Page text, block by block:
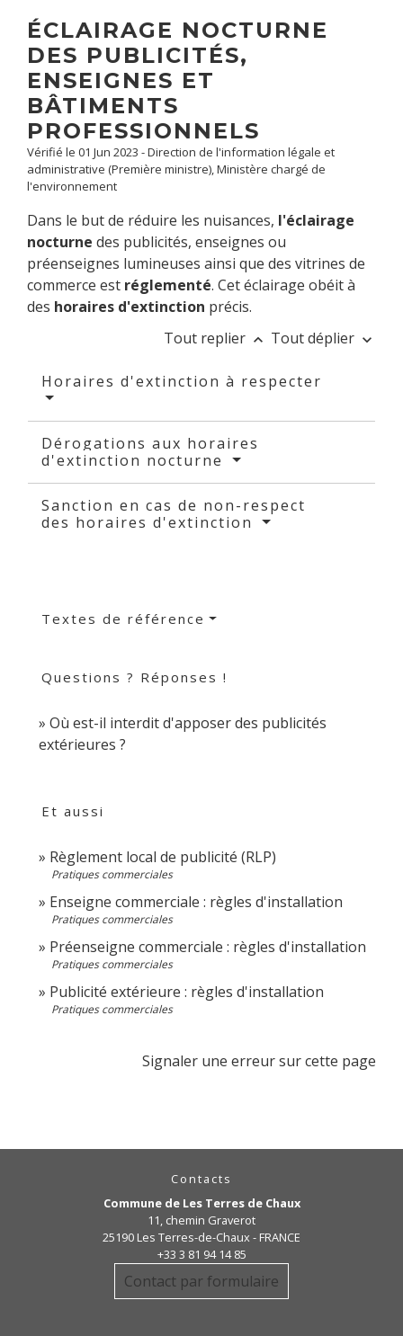
ÉCLAIRAGE NOCTURNE
DES PUBLICITÉS,
ENSEIGNES ET
BÂTIMENTS
PROFESSIONNELS
Vérifié le 01 Jun 2023 - Direction de l'information légale et
administrative (Première ministre), Ministère chargé de
l'environnement
Dans le but de réduire les nuisances, l'éclairage
nocturne des publicités, enseignes ou
préenseignes lumineuses ainsi que des vitrines de
commerce est réglementé. Cet éclairage obéit à
des horaires d'extinction précis.
Tout replier keyboard_arrow_up Tout déplier keyboard_arrow_down
Horaires d'extinction à respecter
Dérogations aux horaires
d'extinction nocturne
Sanction en cas de non-respect
des horaires d'extinction
Textes de référence
Questions ? Réponses !
Où est-il interdit d'apposer des publicités
extérieures ?
Et aussi
Règlement local de publicité (RLP)
Pratiques commerciales
Enseigne commerciale : règles d'installation
Pratiques commerciales
Préenseigne commerciale : règles d'installation
Pratiques commerciales
Publicité extérieure : règles d'installation
Pratiques commerciales
Signaler une erreur sur cette page
Contacts
Commune de Les Terres de Chaux
11, chemin Graverot
25190 Les Terres-de-Chaux - FRANCE
+33 3 81 94 14 85
Contact par formulaire